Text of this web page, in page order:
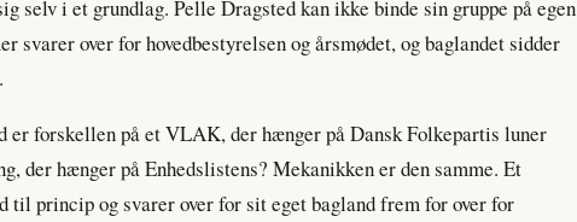
selv i et grundlag. Pelle Dragsted kan ikke binde sin gruppe på egen
svarer over for hovedbestyrelsen og årsmødet, og baglandet sidder
er forskellen på et VLAK, der hænger på Dansk Folkepartis luner
der hænger på Enhedslistens? Mekanikken er den samme. Et
princip og svarer over for sit eget bagland frem for over for